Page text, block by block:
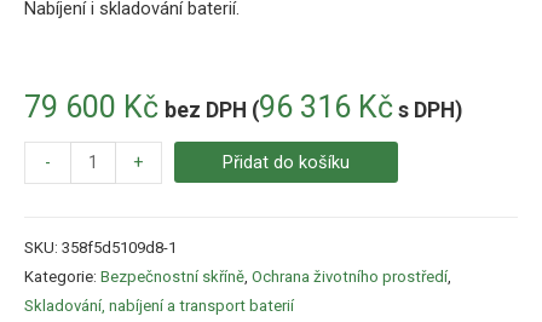
79 600 Kč bez DPH (96 316 Kč s DPH)
Nabíjení i skladování baterií.
- + Přidat do košíku
SKU: 358f5d5109d8-1
Kategorie: Bezpečnostní skříně, Ochrana životního prostředí,
Skladování, nabíjení a transport baterií